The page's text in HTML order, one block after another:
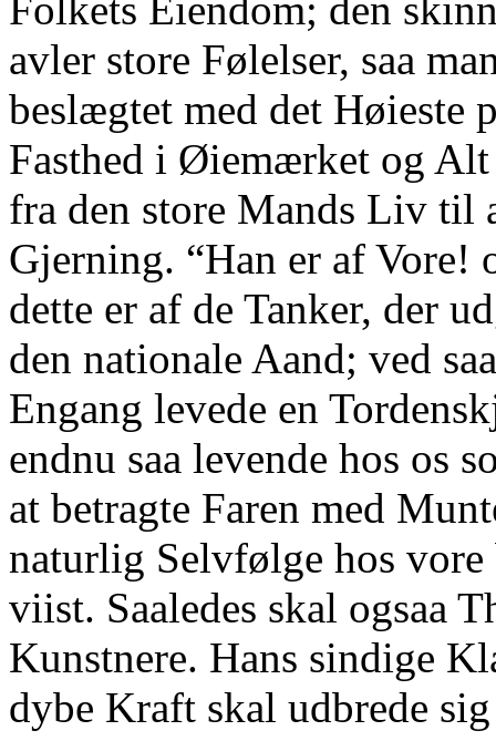
avler store Følelser, saa
beslægtet med det Høieste
Fasthed i Øiemærket og
fra den store Mands Liv til
Gjerning. “Han er af Vore!
dette er af de Tanker, der
den nationale Aand; ved
Engang levede en
endnu saa levende hos os
at betragte Faren med
naturlig Selvfølge hos
viist. Saaledes skal ogsaa
Kunstnere. Hans sindige
dybe Kraft skal udbrede